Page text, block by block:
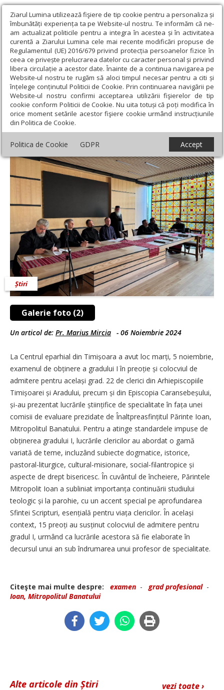
Ziarul Lumina utilizează fişiere de tip cookie pentru a personaliza și
îmbunătăți experiența ta pe Website-ul nostru. Te informăm că ne-
am actualizat politicile pentru a integra în acestea și în activitatea
curentă a Ziarului Lumina cele mai recente modificări propuse de
Regulamentul (UE) 2016/679 privind protecția persoanelor fizice în
ceea ce privește prelucrarea datelor cu caracter personal și privind
libera circulație a acestor date. Înainte de a continua navigarea pe
Website-ul nostru te rugăm să aloci timpul necesar pentru a citi și
înțelege conținutul Politicii de Cookie. Prin continuarea navigării pe
Website-ul nostru confirmi acceptarea utilizării fişierelor de tip
cookie conform Politicii de Cookie. Nu uita totuși că poți modifica în
orice moment setările acestor fişiere cookie urmând instrucțiunile
din Politica de Cookie.
Politica de Cookie GDPR Accept
Ziarul Lumina › Actualitate religioasă › Știri › Examen și colocviu
pentru gradul I în preoție la Timișoara
Examen și colocviu pentru gradul I în
preoție la Timișoara
Galerie foto (2)
Știri
Un articol de: Pr. Marius Mircia - 06 Noiembrie 2024
La Centrul eparhial din Timi­șoara a avut loc marți, 5 noiembrie,
examenul de obținere a gradului I în preoție și colocviul de
admitere pentru același grad. 22 de clerici din Arhiepiscopiile
Timișoarei și Aradului, precum și din Episcopia Ca­ran­sebeșului,
și-au prezentat lucrările științifice de specialitate în fața unei
comisii de evaluare prezidate de Înaltprea­sfințitul Părinte Ioan,
Mitropolitul Banatului. Pentru a atinge standardele impuse de
obținerea gradului I, lucrările clericilor au abordat o gamă
variată de teme, incluzând subiecte dogmatice, istorice,
pastoral-liturgice, cultural-misionare, social-filantropice și
aspecte de drept bisericesc. În cuvântul de încheiere, Părintele
Mitropolit Ioan a subliniat im­portanța continuării studiului
teologic și la parohie, cu un accent special pe aprofundarea
Sfintei Scripturi, esențială pentru viața clericilor. În același
context, 15 preoți au susținut colocviul de admitere pentru
gradul I, urmând ca lucrările acestora să fie elaborate în
decursul unui an sub îndrumarea unui profesor de specialitate.
Citeşte mai multe despre: examen - grad profesional-
Ioan, Mitropolitul Banatului
vezi toate ›
Alte articole din Știri